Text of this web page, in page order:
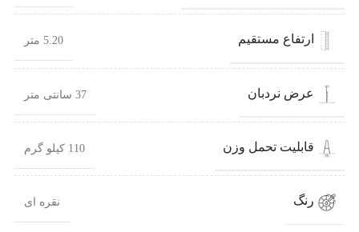
ارتفاع مستقیم 5.20 متر
عرض نردبان 37 سانتی متر
قابلیت تحمل وزن 110 کیلو گرم
رنگ نقره ای